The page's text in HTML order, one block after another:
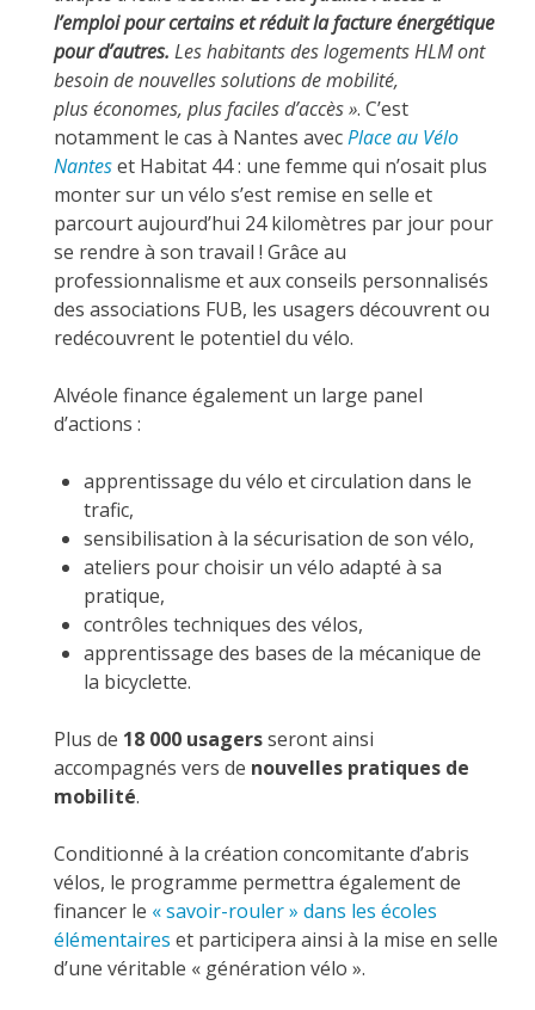
l’emploi pour certains et réduit la facture énergétique
pour d’autres. Les habitants des logements HLM ont
besoin de nouvelles solutions de mobilité,
plus économes, plus faciles d’accès ». C’est
notamment le cas à Nantes avecPlace au Vélo
Nanteset Habitat 44 : une femme qui n’osait plus
monter sur un vélo s’est remise en selle et
parcourt aujourd’hui 24 kilomètres par jour pour
se rendre à son travail ! Grâce au
professionnalisme et aux conseils personnalisés
des associations FUB, les usagers découvrent ou
redécouvrent le potentiel du vélo.
Alvéole finance également un large panel
d’actions :
apprentissage du vélo et circulation dans le
trafic,
sensibilisation à la sécurisation de son vélo,
ateliers pour choisir un vélo adapté à sa
pratique,
contrôles techniques des vélos,
apprentissage des bases de la mécanique de
la bicyclette.
Plus de 18 000 usagersseront ainsi
accompagnés vers de nouvelles pratiques de
mobilité.
Conditionné à la création concomitante d’abris
vélos, le programme permettra également de
financer le « savoir-rouler » dans les écoles
élémentaires et participera ainsi à la mise en selle
d’une véritable « génération vélo ».